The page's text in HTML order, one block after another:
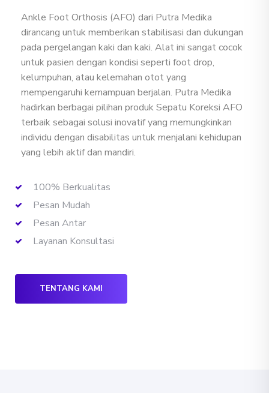
Ankle Foot Orthosis (AFO) dari Putra Medika
dirancang untuk memberikan stabilisasi dan dukungan
pada pergelangan kaki dan kaki. Alat ini sangat cocok
untuk pasien dengan kondisi seperti foot drop,
kelumpuhan, atau kelemahan otot yang
mempengaruhi kemampuan berjalan. Putra Medika
hadirkan berbagai pilihan produk Sepatu Koreksi AFO
terbaik sebagai solusi inovatif yang memungkinkan
individu dengan disabilitas untuk menjalani kehidupan
yang lebih aktif dan mandiri.
100% Berkualitas
Pesan Mudah
Pesan Antar
Layanan Konsultasi
TENTANG KAMI